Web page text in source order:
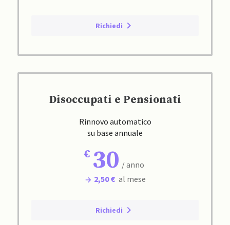
Richiedi
Disoccupati e Pensionati
Rinnovo automatico
su base annuale
30 / anno
2,50 € al mese
Richiedi